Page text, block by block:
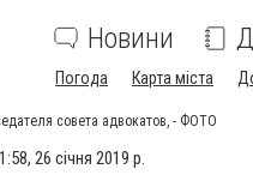
Новини
Погода Карта міста
совета адвокатов, - ФОТО
26 січня 2019 р.